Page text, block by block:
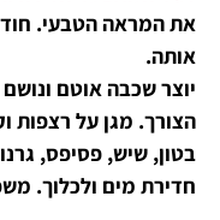
את המראה הטבעי.
אותה.
יוצר שכבה אוטם
הצורך. מגן על רצפות
בטון, שיש, פסיפס,
חדירת מים ולכלוך.